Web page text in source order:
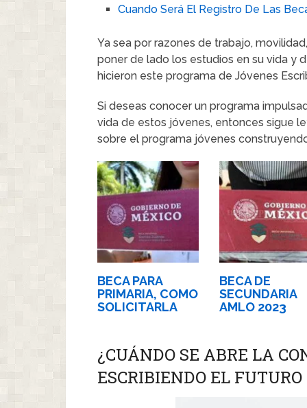
Cuando Será El Registro De Las
Ya sea por razones de trabajo,
poner de lado los estudios en su vida y
hicieron este programa de Jóvenes
Si deseas conocer un programa
vida de estos jóvenes, entonces sigue
sobre el programa jóvenes
BECA PARA
PRIMARIA, COMO
SOLICITARLA
BECA DE
SECUNDARIA
AMLO 2023
¿CUÁNDO SE ABRE LA
ESCRIBIENDO EL FUTURO